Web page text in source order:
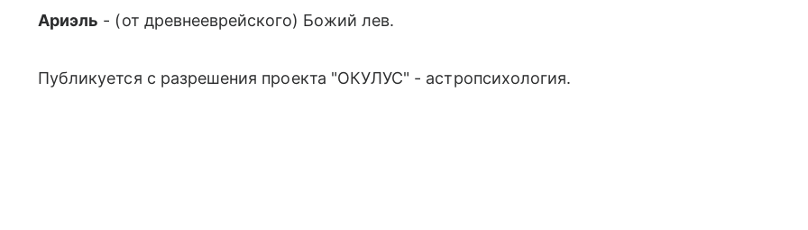
Ариэль - (от древнееврейского) Божий лев.
Публикуется с разрешения проекта "ОКУЛУС" - астропсихология.